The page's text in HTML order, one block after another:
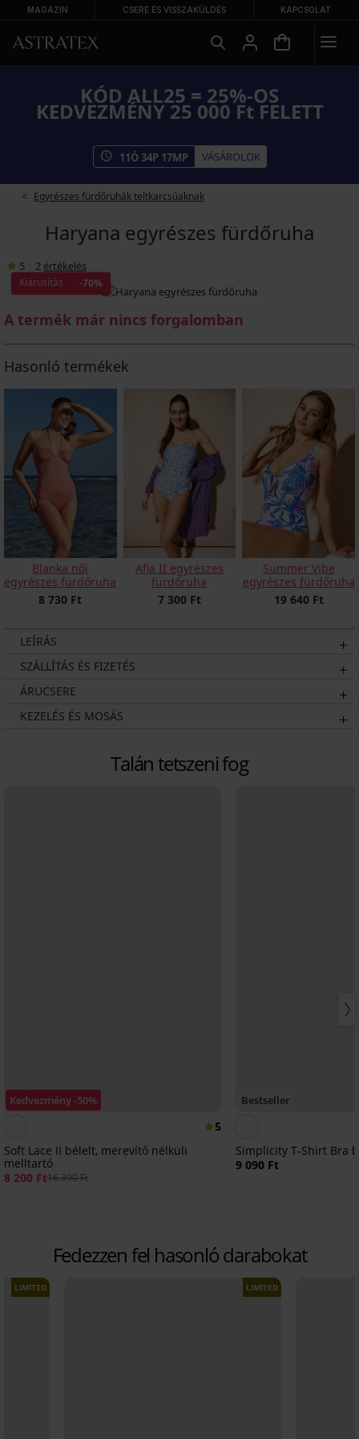
MAGAZIN CSERE ÉS VISSZAKÜLDÉS KAPCSOLAT
KÓD ALL25 = 25%-OS
KEDVEZMÉNY 25 000 Ft FELETT
11Ó34P 17MP VÁSÁROLOK
Egyrészes fürdőruhák teltkarcsúaknak
Haryana egyrészes fürdőruha
5 2 értékelés
Kiárusítás -70%
A termék már nincs forgalomban
Hasonló termékek
Blanka női
egyrészes fürdőruha
8 730 Ft
Afia II egyrészes
fürdőruha
7 300 Ft
Summer Vibe
egyrészes fürdőruha
19 640 Ft
LEÍRÁS
SZÁLLÍTÁS ÉS FIZETÉS
ÁRUCSERE
KEZELÉS ÉS MOSÁS
Talán tetszeni fog
Kedvezmény -50%
5
Soft Lace II bélelt, merevítő nélküli
melltartó
8 200 Ft16 390 Ft
Bestseller
Simplicity T-Shirt Bra
9 090 Ft
Fedezzen fel hasonló darabokat
LIMITED LIMITED